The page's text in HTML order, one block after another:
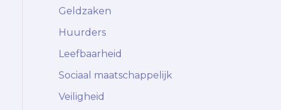
Geldzaken
Huurders
Leefbaarheid
Sociaal maatschappelijk
Veiligheid